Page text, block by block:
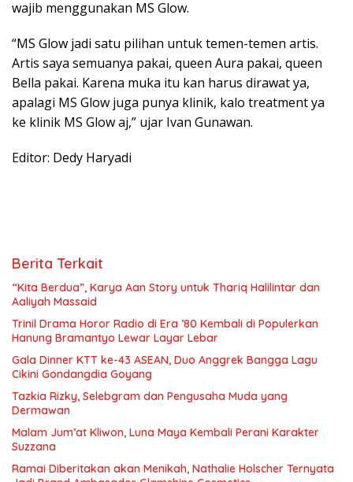
wajib menggunakan MS Glow.
“MS Glow jadi satu pilihan untuk temen-temen artis.
Artis saya semuanya pakai, queen Aura pakai, queen
Bella pakai. Karena muka itu kan harus dirawat ya,
apalagi MS Glow juga punya klinik, kalo treatment ya
ke klinik MS Glow aj,” ujar Ivan Gunawan.
Editor: Dedy Haryadi
Berita Terkait
“Kita Berdua”, Karya Aan Story untuk Thariq Halilintar dan
Aaliyah Massaid
­Trinil Drama Horor Radio di Era ’80 Kembali di Populerkan
Hanung Bramantyo Lewar Layar Lebar
Gala Dinner KTT ke-43 ASEAN, Duo Anggrek Bangga Lagu
Cikini Gondangdia Goyang
Tazkia Rizky, Selebgram dan Pengusaha Muda yang
Dermawan
Malam Jum’at Kliwon, Luna Maya Kembali Perani Karakter
Suzzana
Ramai Diberitakan akan Menikah, Nathalie Holscher Ternyata